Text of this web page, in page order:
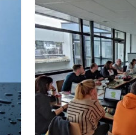
Formation
« Initiation
au
logiciel
QGIS »